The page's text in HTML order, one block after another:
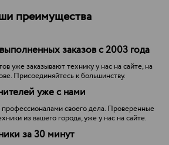
преимущества
заказов с 2003 года
уже заказывают технику у нас на сайте, на
Присоединяйтесь к большинству.
уже с нами
своего дела. Проверенные
из вашего города, уже у нас на сайте.
за 30 минут